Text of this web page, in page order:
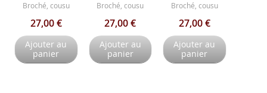
Broché, cousu
27,00 €
Ajouter au
panier
Broché, cousu
27,00 €
Ajouter au
panier
Broché, cousu
27,00 €
Ajouter au
panier